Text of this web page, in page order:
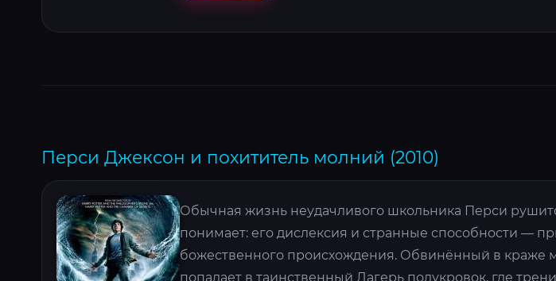
Перси Джексон и похититель молний (2010)
Обычная жизнь неудачливого школьника Перси
понимает: его дислексия и странные способности —
божественного происхождения. Обвинённый в краже
попадает в таинственный Лагерь полукровок, где